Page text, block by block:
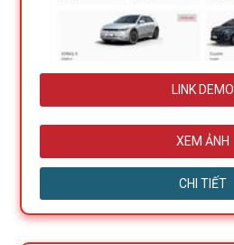
LINK DEMO
XEM ẢNH
CHI TIẾT